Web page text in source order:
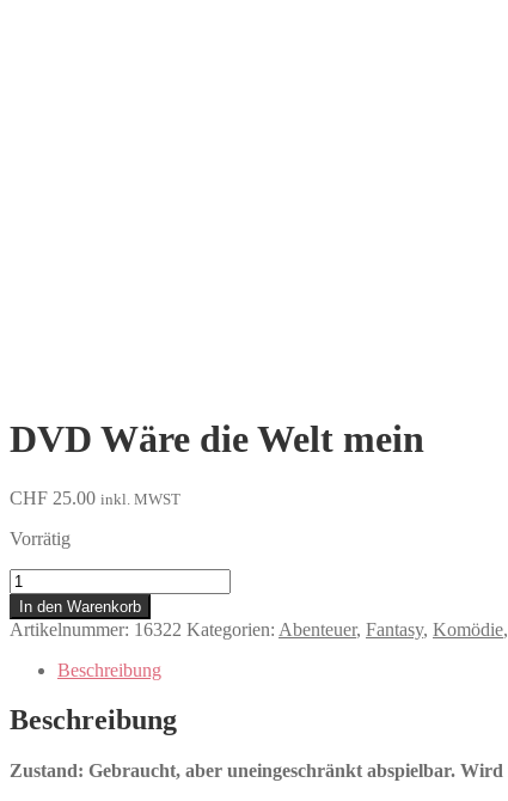
DVD Wäre die Welt mein
CHF 25.00 inkl. MWST
Vorrätig
Wäre
die
Welt
mein
Menge
In den Warenkorb
Artikelnummer: 16322 Kategorien: Abenteuer, Fantasy, Komödie,
Beschreibung
Beschreibung
Zustand: Gebraucht, aber uneingeschränkt abspielbar.